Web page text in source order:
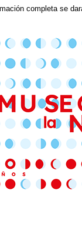
completa se